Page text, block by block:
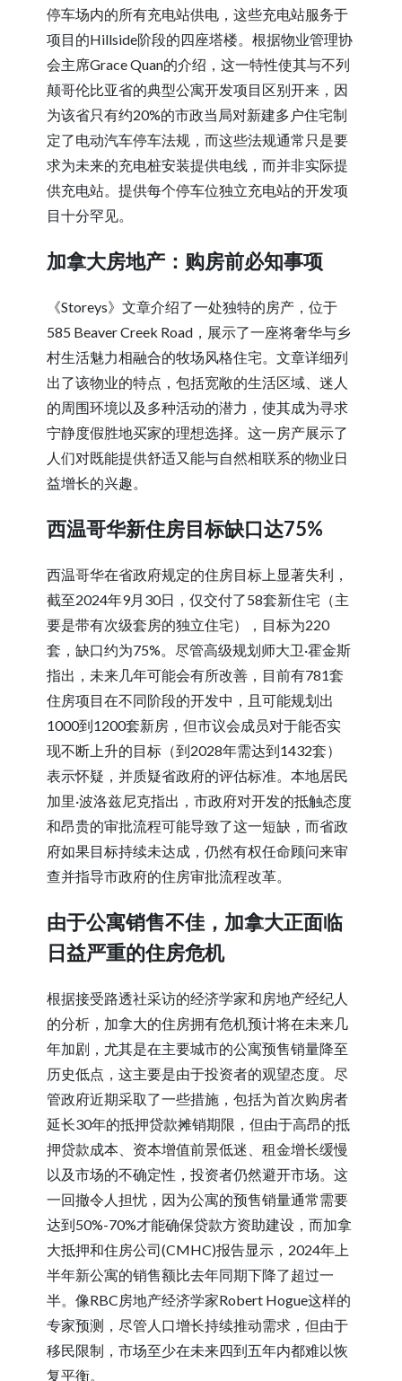
停车场内的所有充电站供电，这些充电站服务于
项目的Hillside阶段的四座塔楼。根据物业管理协
会主席Grace Quan的介绍，这一特性使其与不列
颠哥伦比亚省的典型公寓开发项目区别开来，因
为该省只有约20%的市政当局对新建多户住宅制
定了电动汽车停车法规，而这些法规通常只是要
求为未来的充电桩安装提供电线，而并非实际提
供充电站。提供每个停车位独立充电站的开发项
目十分罕见。
加拿大房地产：购房前必知事项
《Storeys》文章介绍了一处独特的房产，位于
585 Beaver Creek Road，展示了一座将奢华与乡
村生活魅力相融合的牧场风格住宅。文章详细列
出了该物业的特点，包括宽敞的生活区域、迷人
的周围环境以及多种活动的潜力，使其成为寻求
宁静度假胜地买家的理想选择。这一房产展示了
人们对既能提供舒适又能与自然相联系的物业日
益增长的兴趣。
西温哥华新住房目标缺口达75%
西温哥华在省政府规定的住房目标上显著失利，
截至2024年9月30日，仅交付了58套新住宅（主
要是带有次级套房的独立住宅），目标为220
套，缺口约为75%。尽管高级规划师大卫·霍金斯
指出，未来几年可能会有所改善，目前有781套
住房项目在不同阶段的开发中，且可能规划出
1000到1200套新房，但市议会成员对于能否实
现不断上升的目标（到2028年需达到1432套）
表示怀疑，并质疑省政府的评估标准。本地居民
加里·波洛兹尼克指出，市政府对开发的抵触态度
和昂贵的审批流程可能导致了这一短缺，而省政
府如果目标持续未达成，仍然有权任命顾问来审
查并指导市政府的住房审批流程改革。
由于公寓销售不佳，加拿大正面临
日益严重的住房危机
根据接受路透社采访的经济学家和房地产经纪人
的分析，加拿大的住房拥有危机预计将在未来几
年加剧，尤其是在主要城市的公寓预售销量降至
历史低点，这主要是由于投资者的观望态度。尽
管政府近期采取了一些措施，包括为首次购房者
延长30年的抵押贷款摊销期限，但由于高昂的抵
押贷款成本、资本增值前景低迷、租金增长缓慢
以及市场的不确定性，投资者仍然避开市场。这
一回撤令人担忧，因为公寓的预售销量通常需要
达到50%-70%才能确保贷款方资助建设，而加拿
大抵押和住房公司(CMHC)报告显示，2024年上
半年新公寓的销售额比去年同期下降了超过一
半。像RBC房地产经济学家Robert Hogue这样的
专家预测，尽管人口增长持续推动需求，但由于
移民限制，市场至少在未来四到五年内都难以恢
复平衡。